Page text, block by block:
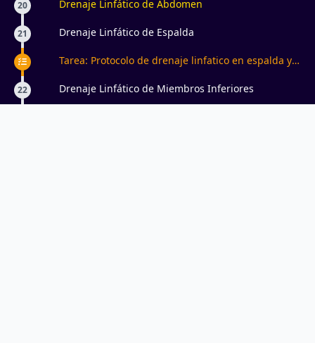
20 Drenaje Linfático de Abdomen
21 Drenaje Linfático de Espalda
Tarea: Protocolo de drenaje linfatico en espalda y
22 Drenaje Linfático de Miembros Inferiores